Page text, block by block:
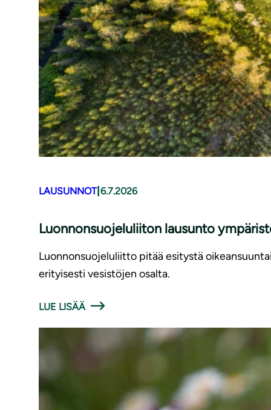
LAUSUNNOT| 6.7.2026
Luonnonsuojeluliiton lausunto
Luonnonsuojeluliitto pitää esitystä
erityisesti vesistöjen osalta.
LUE LISÄÄ